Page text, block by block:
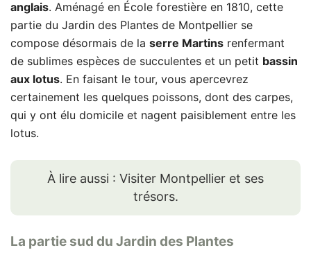
anglais. Aménagé en École forestière en 1810, cette
partie du Jardin des Plantes de Montpellier se
compose désormais de la serre Martins renfermant
de sublimes espèces de succulentes et un petit bassin
aux lotus. En faisant le tour, vous apercevrez
certainement les quelques poissons, dont des carpes,
qui y ont élu domicile et nagent paisiblement entre les
lotus.
À lire aussi : Visiter Montpellier et ses
trésors.
La partie sud du Jardin des Plantes